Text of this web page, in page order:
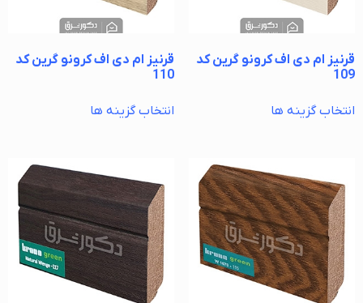
قرنیز ام دی اف کرونو گرین کد
109
انتخاب گزینه ها
قرنیز ام دی اف کرونو گرین کد
110
انتخاب گزینه ها